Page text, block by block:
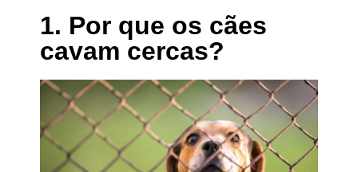
1. Por que os cães
cavam cercas?